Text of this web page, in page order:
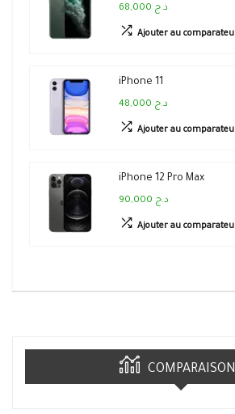
68,000 د.ج
Ajouter au
iPhone 11
48,000 د.ج
Ajouter au
iPhone 12 Pro Max
90,000 د.ج
Ajouter au